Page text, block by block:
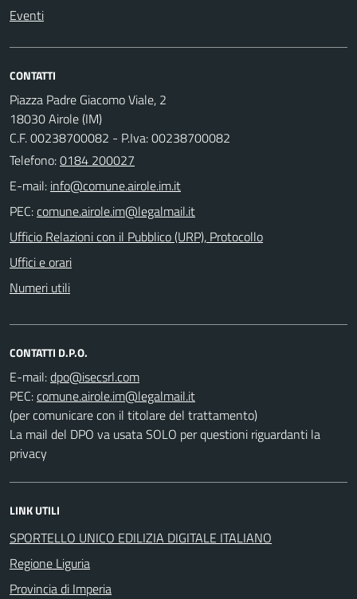
Eventi
CONTATTI
Piazza Padre Giacomo Viale, 2
18030 Airole (IM)
C.F. 00238700082 - P.Iva: 00238700082
Telefono:0184 200027
E-mail:
PEC:
Ufficio Relazioni con il Pubblico (URP), Protocollo
Uffici e orari
Numeri utili
CONTATTI D.P.O.
E-mail:
PEC:
(per comunicare con il titolare del trattamento)
La mail del DPO va usata SOLO per questioni riguardanti la
privacy
LINK UTILI
SPORTELLO UNICO EDILIZIA DIGITALE ITALIANO
Regione Liguria
Provincia di Imperia